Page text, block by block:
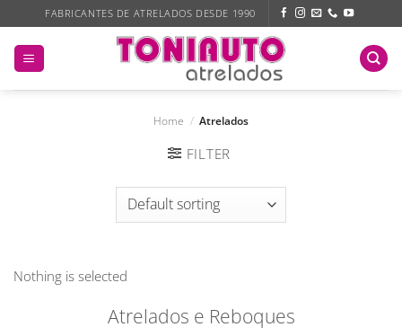
to
content
FABRICANTES DE ATRELADOS DESDE 1990
Home / Atrelados
FILTER
Nothing is selected
Atrelados e Reboques